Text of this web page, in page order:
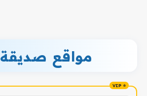
مواقع صديقة